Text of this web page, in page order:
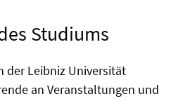
Studiums
der Leibniz Universität
an Veranstaltungen und